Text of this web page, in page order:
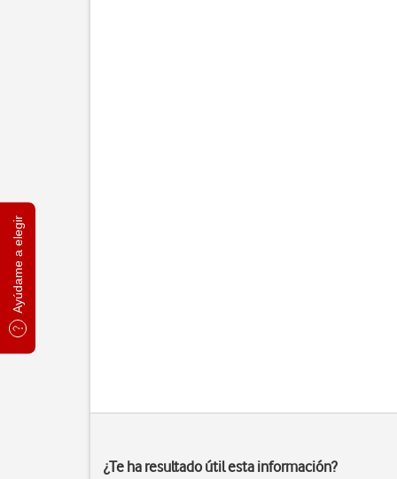
Ayúdame a elegir
¿Te ha resultado útil esta información?